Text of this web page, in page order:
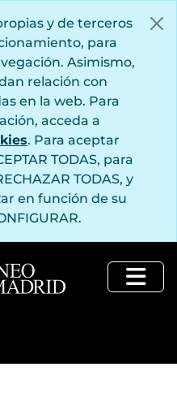
y de terceros
para
Asimismo,
relación con
en la web. Para
acceda a
. Para aceptar
TODAS, para
TODAS, y
en función de su